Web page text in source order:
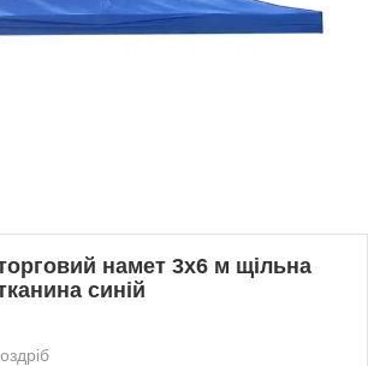
намет 3х6 м щільна
синій